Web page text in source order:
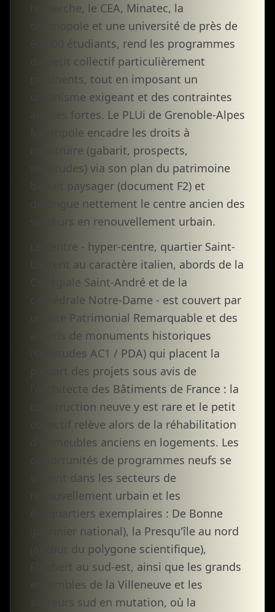
recherche, le CEA, Minatec, la
technopole et une université de près de
60 000 étudiants, rend les programmes
de petit collectif particulièrement
pertinents, tout en imposant un
urbanisme exigeant et des contraintes
alpines fortes. Le PLUi de Grenoble-Alpes
Métropole encadre les droits à
construire (gabarit, prospects,
servitudes) via son plan du patrimoine
bâti et paysager (document F2) et
distingue nettement le centre ancien des
secteurs en renouvellement urbain.
Le centre - hyper-centre, quartier Saint-
Laurent au caractère italien, abords de la
Collégiale Saint-André et de la
cathédrale Notre-Dame - est couvert par
un Site Patrimonial Remarquable et des
abords de monuments historiques
(servitudes AC1 / PDA) qui placent la
plupart des projets sous avis de
l'Architecte des Bâtiments de France : la
construction neuve y est rare et le petit
collectif relève alors de la réhabilitation
d'immeubles anciens en logements. Les
opportunités de programmes neufs se
situent dans les secteurs de
renouvellement urbain et les
écoquartiers exemplaires : De Bonne
(pionnier national), la Presqu'île au nord
(autour du polygone scientifique),
Flaubert au sud-est, ainsi que les grands
ensembles de la Villeneuve et les
secteurs sud en mutation, où la